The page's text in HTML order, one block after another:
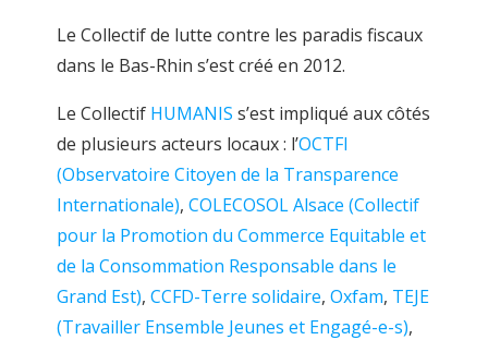
Le Collectif de lutte contre les paradis fiscaux
dans le Bas-Rhin s’est créé en 2012.
Le Collectif HUMANIS s’est impliqué aux côtés
de plusieurs acteurs locaux : l’OCTFI
(Observatoire Citoyen de la Transparence
Internationale), COLECOSOL Alsace (Collectif
pour la Promotion du Commerce Equitable et
de la Consommation Responsable dans le
Grand Est), CCFD-Terre solidaire, Oxfam, TEJE
(Travailler Ensemble Jeunes et Engagé-e-s),